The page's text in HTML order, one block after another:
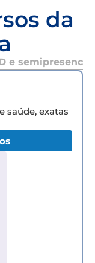
da
e semipresencial
saúde, exatas